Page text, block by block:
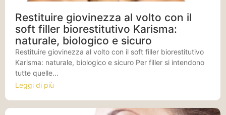
Restituire giovinezza al volto con il
soft filler biorestitutivo Karisma:
naturale, biologico e sicuro
Restituire giovinezza al volto con il soft filler biorestitutivo
Karisma: naturale, biologico e sicuro Per filler si intendono
tutte quelle...
Leggi di più